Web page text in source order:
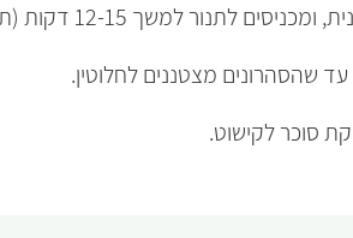
בגודל הסהרונים). מוציאים כשהם מזהיבים קלות מסביב.
שהסהרונים מצטננים לחלוטין.
סוכר לקישוט.